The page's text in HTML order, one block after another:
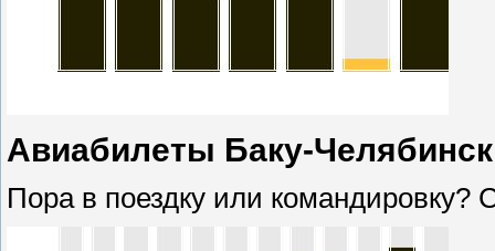
Авиабилеты Баку-
Пора в поездку или